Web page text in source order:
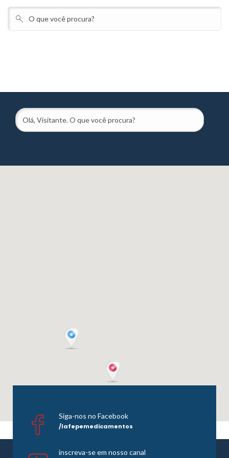
Siga-nos no Facebook
/lafepemedicamentos
inscreva-se em nosso canal